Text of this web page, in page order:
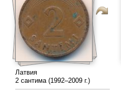
Латвия
2 сантима (1992–2009 г.)